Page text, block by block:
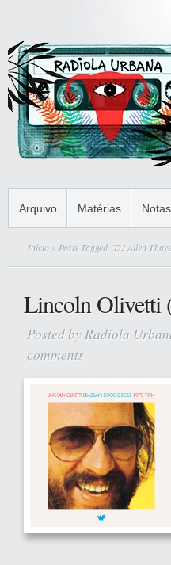
Arquivo Matérias Notas
Início » Posts Tagged "DJ Allen
Lincoln Olivetti
Posted by Radiola
comments